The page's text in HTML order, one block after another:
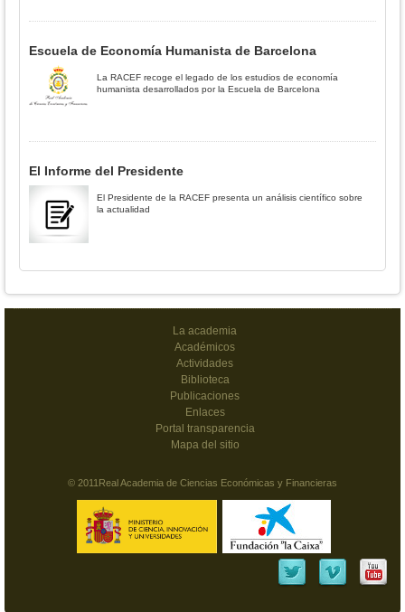
Escuela de Economía Humanista de Barcelona
La RACEF recoge el legado de los estudios de economía
humanista desarrollados por la Escuela de Barcelona
El Informe del Presidente
El Presidente de la RACEF presenta un análisis científico sobre
la actualidad
La academia
Académicos
Actividades
Biblioteca
Publicaciones
Enlaces
Portal transparencia
Mapa del sitio
© 2011Real Academia de Ciencias Económicas y Financieras